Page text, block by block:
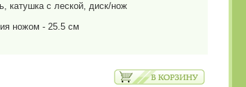
катушка с леской, диск/нож
ножом - 25.5 см